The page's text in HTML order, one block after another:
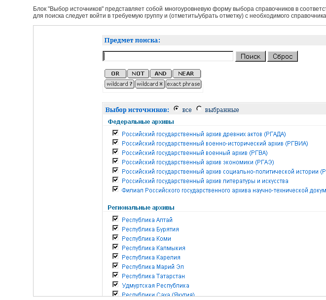
Блок "Выбор источников" представляет собой многоуровневую форму выбора справочников в
для поиска следует войти в требуемую группу и (отметить/убрать отметку) с необходимого